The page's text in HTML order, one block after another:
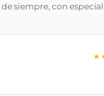
siempre, con